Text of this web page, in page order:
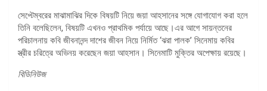
সেপ্টেম্বরের মাঝামাঝির দিকে বিষয়টি নিয়ে জয়া আহসানের সঙ্গে যোগাযোগ করা হলে
তিনি বলেছিলেন, বিষয়টি এখনও প্রাথমিক পর্যায়ে আছে।এর আগে সায়ন্তনের
পরিচালনায় কবি জীবনানন্দ দাশের জীবন নিয়ে নির্মিত ‘ঝরা পালক’ সিনেমায় কবির
স্ত্রীর চরিত্রে অভিনয় করেছেন জয়া আহসান। সিনেমাটি মুক্তির অপেক্ষায় রয়েছে।
বিডিনিউজ